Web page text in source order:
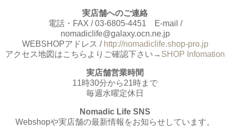
実店舗へのご連絡
電話・FAX / 03-6805-4451 E-mail /
nomadiclife@galaxy.ocn.ne.jp
WEBSHOPアドレス / http://nomadiclife.shop-pro.jp
アクセス地図はこちらよりご確認下さい→ SHOP Infomation
実店舗営業時間
11時30分から21時まで
毎週水曜定休日
Nomadic Life SNS
Webshopや実店舗の最新情報をお知らせしています。